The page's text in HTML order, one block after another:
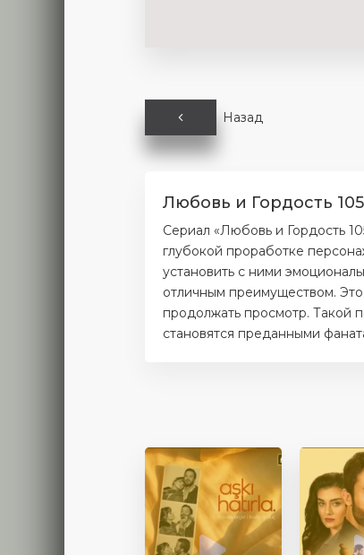
Назад
Любовь и Гордость
Сериал «Любовь и Гордость
глубокой проработке
установить с ними
отличным преимуществом.
продолжать просмотр. Такой
становятся преданными